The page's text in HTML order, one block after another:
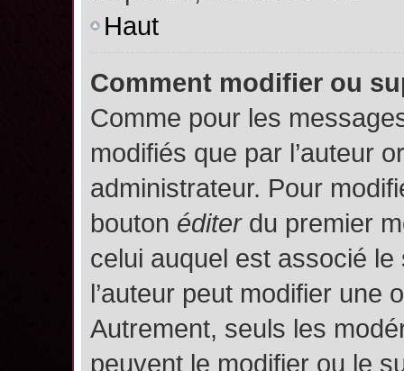
Haut
Comment modifier ou
Comme pour les
modifiés que par l’auteur
administrateur. Pour
bouton éditerdu premier
celui auquel est associé le
l’auteur peut modifier une
Autrement, seuls les
peuvent le modifier ou le